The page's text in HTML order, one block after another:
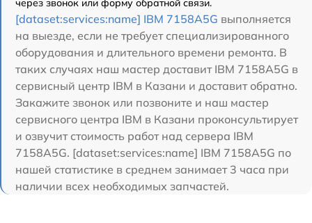
через звонок или форму обратной связи.
[dataset:services:name] IBM 7158A5G выполняется
на выезде, если не требует специализированного
оборудования и длительного времени ремонта. В
таких случаях наш мастер доставит IBM 7158A5G в
сервисный центр IBM в Казани и доставит обратно.
Закажите звонок или позвоните и наш мастер
сервисного центра IBM в Казани проконсультирует
и озвучит стоимость работ над сервера IBM
7158A5G. [dataset:services:name] IBM 7158A5G по
нашей статистике в среднем занимает 3 часа при
наличии всех необходимых запчастей.